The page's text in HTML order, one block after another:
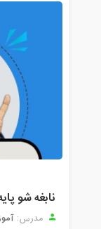
نابغه شو
مدرس: